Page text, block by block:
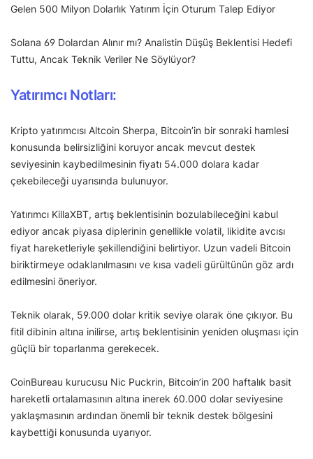
Gelen 500 Milyon Dolarlık Yatırım İçin Oturum Talep Ediyor
Solana 69 Dolardan Alınır mı? Analistin Düşüş Beklentisi Hedefi
Tuttu, Ancak Teknik Veriler Ne Söylüyor?
Yatırımcı Notları:
Kripto yatırımcısı Altcoin Sherpa, Bitcoin’in bir sonraki hamlesi
konusunda belirsizliğini koruyor ancak mevcut destek
seviyesinin kaybedilmesinin fiyatı 54.000 dolara kadar
çekebileceği uyarısında bulunuyor.
Yatırımcı KillaXBT, artış beklentisinin bozulabileceğini kabul
ediyor ancak piyasa diplerinin genellikle volatil, likidite avcısı
fiyat hareketleriyle şekillendiğini belirtiyor. Uzun vadeli Bitcoin
biriktirmeye odaklanılmasını ve kısa vadeli gürültünün göz ardı
edilmesini öneriyor.
Teknik olarak, 59.000 dolar kritik seviye olarak öne çıkıyor. Bu
fitil dibinin altına inilirse, artış beklentisinin yeniden oluşması için
güçlü bir toparlanma gerekecek.
CoinBureau kurucusu Nic Puckrin, Bitcoin’in 200 haftalık basit
hareketli ortalamasının altına inerek 60.000 dolar seviyesine
yaklaşmasının ardından önemli bir teknik destek bölgesini
kaybettiği konusunda uyarıyor.